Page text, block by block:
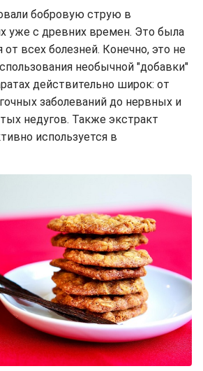
бобровую струю в
уже с древних времен. Это была
от всех болезней. Конечно, это не
необычной "добавки"
действительно широк: от
заболеваний до нервных и
недугов. Также экстракт
используется в